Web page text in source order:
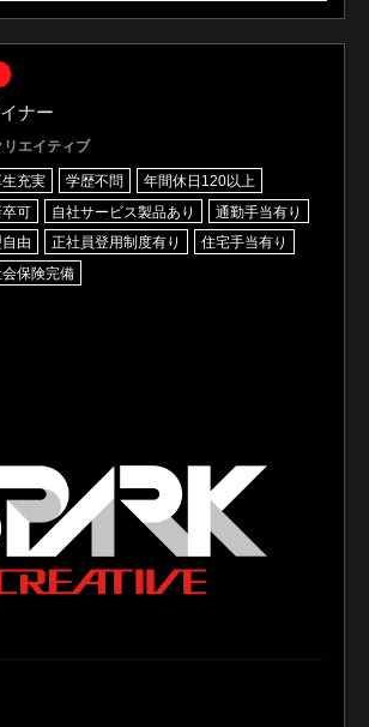
ナー
エイティブ
充実 学歴不問
年間休日120以上
可 自社サービス製品あり
通勤手当有り
由 正社員登用制度有り
住宅手当有り
保険完備